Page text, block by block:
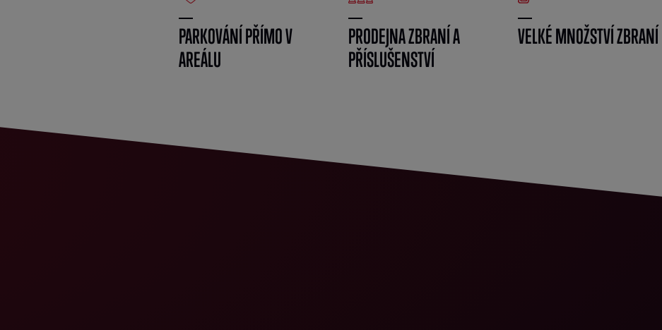
PARKOVÁNÍ PŘÍMO V
AREÁLU
PRODEJNA ZBRANÍ A
PŘÍSLUŠENSTVÍ
VELKÉ MNOŽSTVÍ ZBRANÍ